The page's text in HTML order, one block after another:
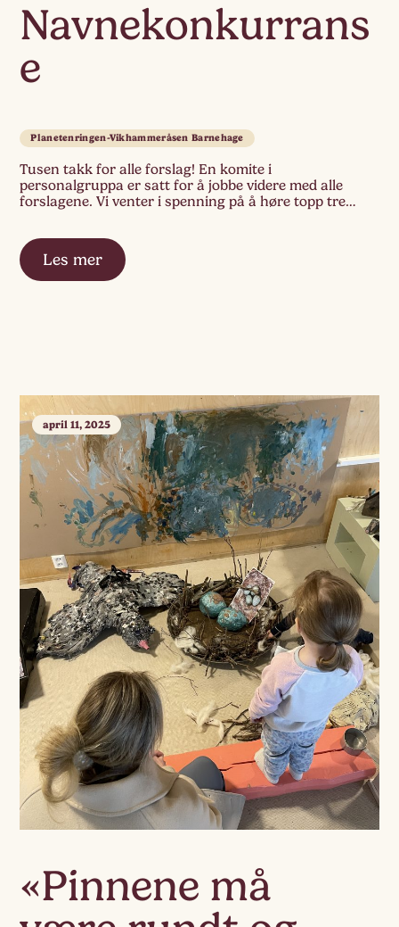
Navnekonkurrans
e
Planetenringen-Vikhammeråsen Barnehage
Tusen takk for alle forslag! En komite i
personalgruppa er satt for å jobbe videre med alle
forslagene. Vi venter i spenning på å høre topp tre…
Les mer
«Pinnene må
april 11, 2025